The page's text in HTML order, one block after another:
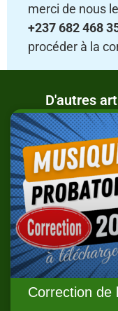
merci de nous
+237 682 468
procéder à la
D'autres
Correction de